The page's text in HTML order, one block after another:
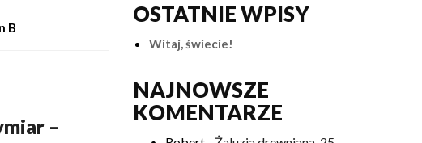
B
–
OSTATNIE WPISY
Witaj, świecie!
NAJNOWSZE
KOMENTARZE